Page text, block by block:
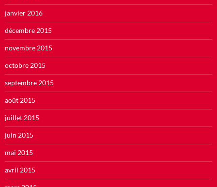
janvier 2016
décembre 2015
novembre 2015
octobre 2015
septembre 2015
août 2015
juillet 2015
juin 2015
mai 2015
avril 2015